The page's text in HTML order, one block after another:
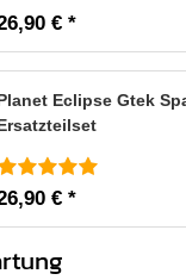
€ *
Eclipse Gtek
€ *